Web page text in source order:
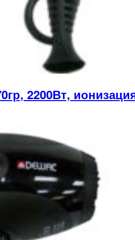
2200Вт,